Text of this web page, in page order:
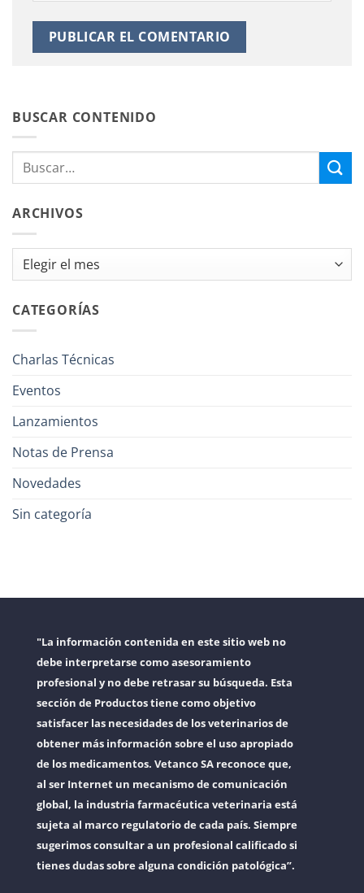
BUSCAR CONTENIDO
ARCHIVOS
Archivos
CATEGORÍAS
Charlas Técnicas
Eventos
Lanzamientos
Notas de Prensa
Novedades
Sin categoría
"La información contenida en este sitio web no
debe interpretarse como asesoramiento
profesional y no debe retrasar su búsqueda. Esta
sección de Productos tiene como objetivo
satisfacer las necesidades de los veterinarios de
obtener más información sobre el uso apropiado
de los medicamentos. Vetanco SA reconoce que,
al ser Internet un mecanismo de comunicación
global, la industria farmacéutica veterinaria está
sujeta al marco regulatorio de cada país. Siempre
sugerimos consultar a un profesional calificado si
tienes dudas sobre alguna condición patológica”.